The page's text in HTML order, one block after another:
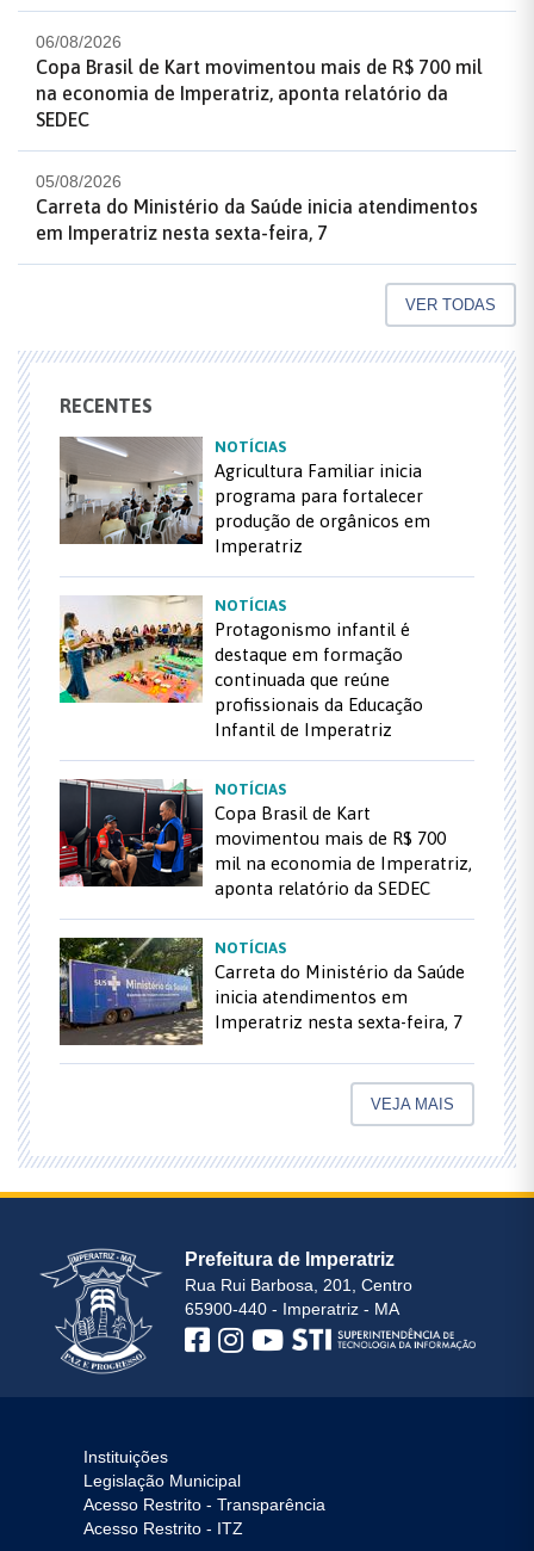
06/08/2026
Copa Brasil de Kart movimentou mais de R$ 700 mil
na economia de Imperatriz, aponta relatório da
SEDEC
05/08/2026
Carreta do Ministério da Saúde inicia atendimentos
em Imperatriz nesta sexta-feira, 7
VER TODAS
RECENTES
NOTÍCIAS
Agricultura Familiar inicia
programa para fortalecer
produção de orgânicos em
Imperatriz
NOTÍCIAS
Protagonismo infantil é
destaque em formação
continuada que reúne
profissionais da Educação
Infantil de Imperatriz
NOTÍCIAS
Copa Brasil de Kart
movimentou mais de R$ 700
mil na economia de Imperatriz,
aponta relatório da SEDEC
NOTÍCIAS
Carreta do Ministério da Saúde
inicia atendimentos em
Imperatriz nesta sexta-feira, 7
VEJA MAIS
Prefeitura de Imperatriz
Rua Rui Barbosa, 201, Centro
65900-440 - Imperatriz - MA
Instituições
Legislação Municipal
Acesso Restrito - Transparência
Acesso Restrito - ITZ